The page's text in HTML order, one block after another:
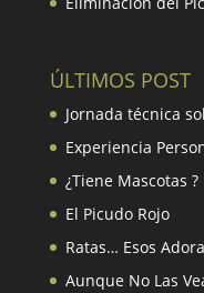
ÚLTIMOS POST
Jornada técnica
Experiencia
¿Tiene Mascotas ?
El Picudo Rojo
Ratas… Esos
Aunque No Las